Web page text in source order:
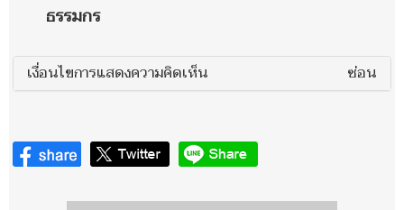
ธรรมกร
เงื่อนไขการแสดงความคิดเห็น ซ่อน